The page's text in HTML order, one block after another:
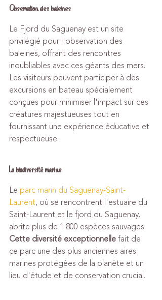
Observation des baleines
Le Fjord du Saguenay est un site
privilégié pour l'observation des
baleines, offrant des rencontres
inoubliables avec ces géants des mers.
Les visiteurs peuvent participer à des
excursions en bateau spécialement
conçues pour minimiser l'impact sur ces
créatures majestueuses tout en
fournissant une expérience éducative et
respectueuse.
La biodiversité marine
Le parc marin du Saguenay-Saint-
Laurent, où se rencontrent l'estuaire du
Saint-Laurent et le fjord du Saguenay,
abrite plus de 1 800 espèces sauvages.
Cette diversité exceptionnelle fait de
ce parc une des plus anciennes aires
marines protégées de la planète et un
lieu d'étude et de conservation crucial.